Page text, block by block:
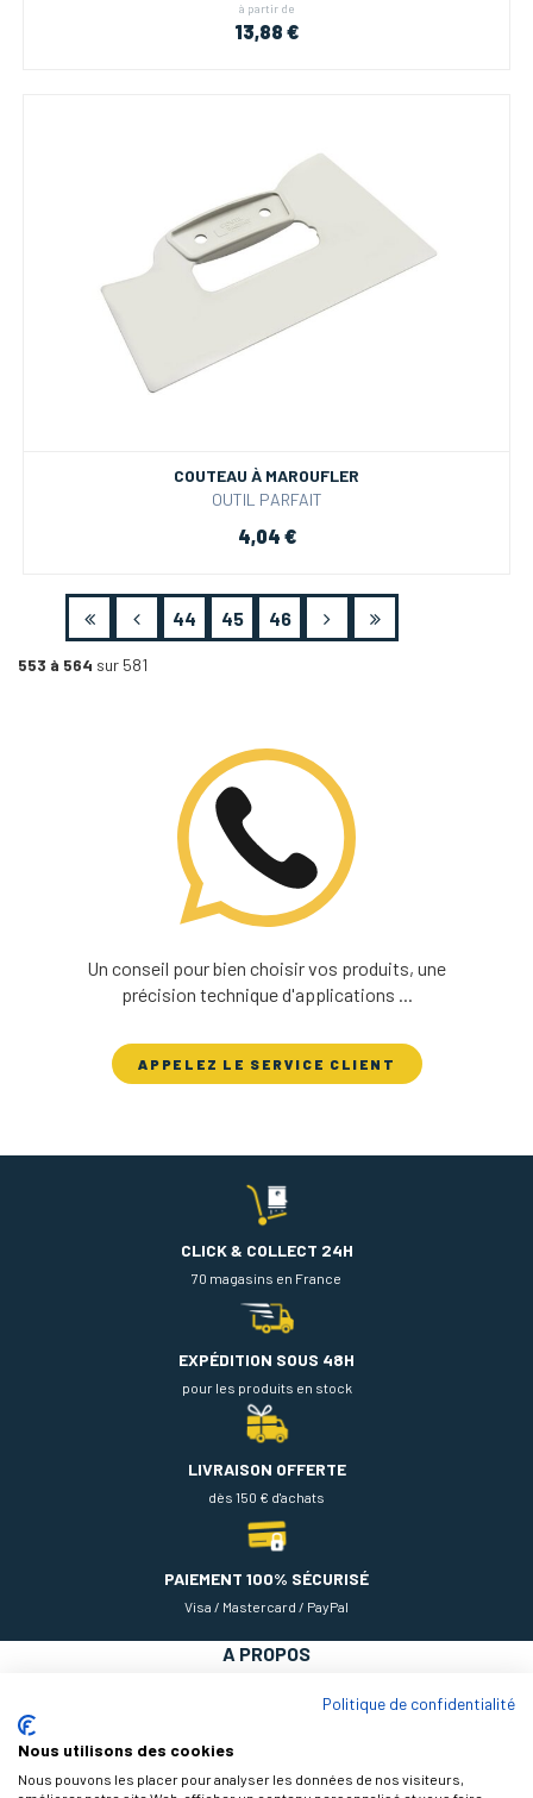
à partir de
13,88 €
COUTEAU À MAROUFLER
OUTIL PARFAIT
4,04 €
553 à 564 sur 581
44 45 46
Un conseil pour bien choisir vos produits, une
précision technique d'applications ...
APPELEZ LE SERVICE CLIENT
CLICK & COLLECT 24H
70 magasins en France
EXPÉDITION SOUS 48H
pour les produits en stock
LIVRAISON OFFERTE
dès 150 € d'achats
PAIEMENT 100% SÉCURISÉ
Visa / Mastercard / PayPal
A PROPOS
Politique de confidentialité
Nous utilisons des cookies
Nous pouvons les placer pour analyser les données de nos visiteurs,